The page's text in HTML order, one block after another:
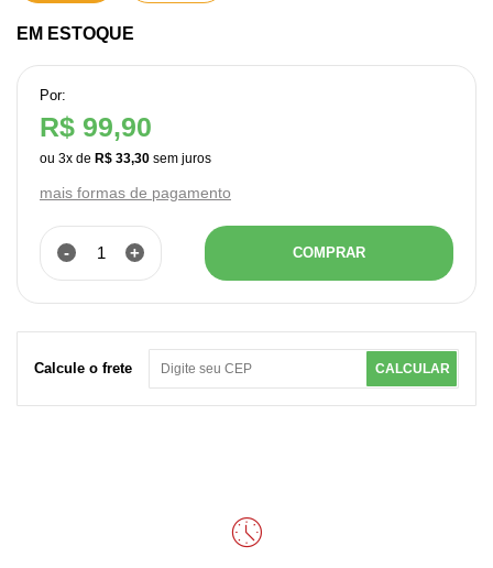
EM ESTOQUE
Por:
R$ 99,90
ou 3x de R$ 33,30
mais formas de pagamento
- + COMPRAR
Calcule o frete CALCULAR